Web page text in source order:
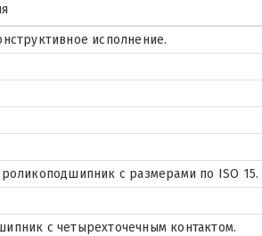
исполнение.
с размерами по ISO 15.
с четырехточечным контактом.